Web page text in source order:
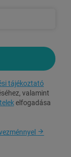
:
szülővel egy
tájékoztató
valamint
elfogadása